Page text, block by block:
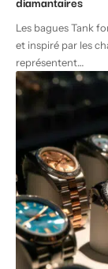
Les bagues Tank
et inspiré par les
représentent…